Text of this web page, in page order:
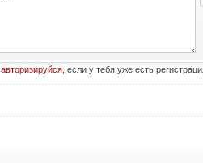
авторизируйся, если у тебя уже есть